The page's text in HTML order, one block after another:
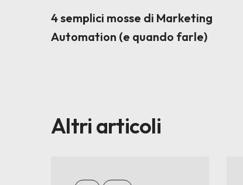
4 semplici mosse di Marketing
Automation (e quando farle)
Altri articoli